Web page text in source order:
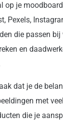
op je
Pexels,
die passen
en
dat je de
met
die je